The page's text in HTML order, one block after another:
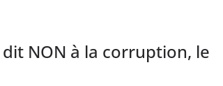
NON à la corruption, le